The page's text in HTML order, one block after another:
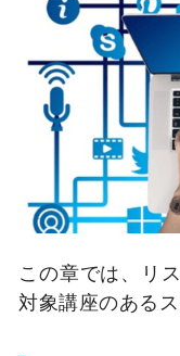
この章では、リ
対象講座のある